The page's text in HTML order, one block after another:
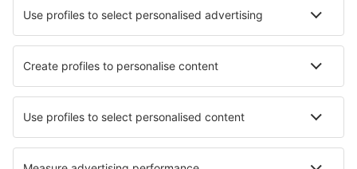
Ubytování in Townsend Ubytování Peralejos
Ubytování in Broomfield Ubytování in Stalheim
Ubytování in Torre di Faro Ubytování in Rolim de Moura